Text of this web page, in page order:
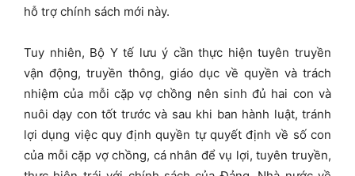
hỗ trợ chính sách mới này.
Tuy nhiên, Bộ Y tế lưu ý cần thực hiện tuyên truyền
vận động, truyền thông, giáo dục về quyền và trách
nhiệm của mỗi cặp vợ chồng nên sinh đủ hai con và
nuôi dạy con tốt trước và sau khi ban hành luật, tránh
lợi dụng việc quy định quyền tự quyết định về số con
của mỗi cặp vợ chồng, cá nhân để vụ lợi, tuyên truyền,